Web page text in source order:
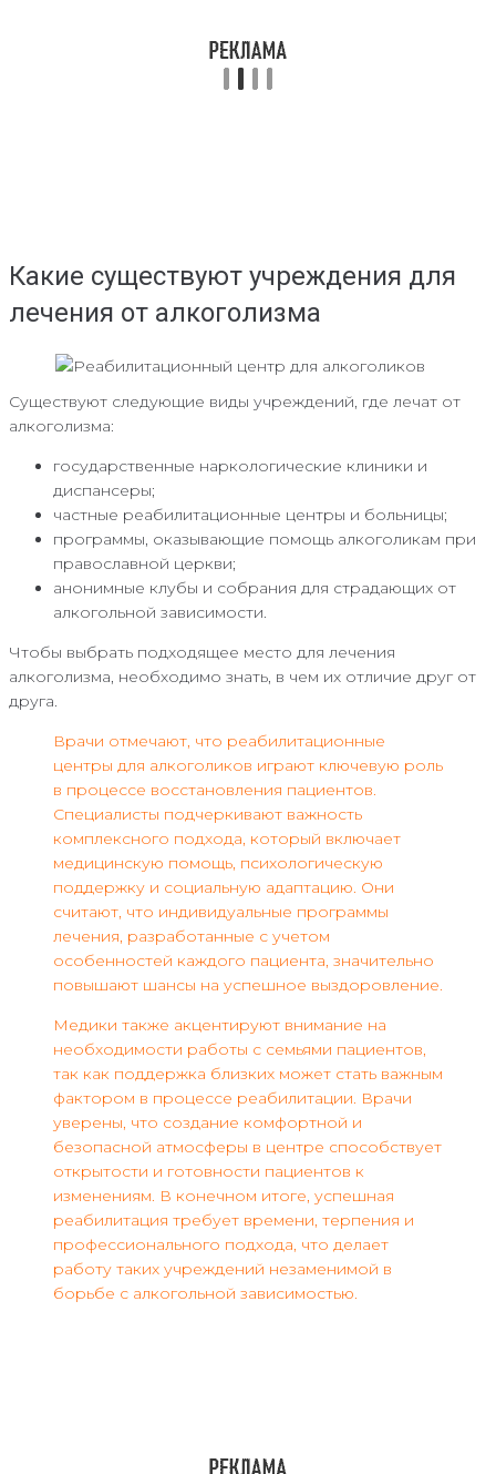
Какие существуют учреждения для
лечения от алкоголизма
Существуют следующие виды учреждений, где лечат от
алкоголизма:
государственные наркологические клиники и
диспансеры;
частные реабилитационные центры и больницы;
программы, оказывающие помощь алкоголикам при
православной церкви;
анонимные клубы и собрания для страдающих от
алкогольной зависимости.
Чтобы выбрать подходящее место для лечения
алкоголизма, необходимо знать, в чем их отличие друг от
друга.
Врачи отмечают, что реабилитационные
центры для алкоголиков играют ключевую роль
в процессе восстановления пациентов.
Специалисты подчеркивают важность
комплексного подхода, который включает
медицинскую помощь, психологическую
поддержку и социальную адаптацию. Они
считают, что индивидуальные программы
лечения, разработанные с учетом
особенностей каждого пациента, значительно
повышают шансы на успешное выздоровление.
Медики также акцентируют внимание на
необходимости работы с семьями пациентов,
так как поддержка близких может стать важным
фактором в процессе реабилитации. Врачи
уверены, что создание комфортной и
безопасной атмосферы в центре способствует
открытости и готовности пациентов к
изменениям. В конечном итоге, успешная
реабилитация требует времени, терпения и
профессионального подхода, что делает
работу таких учреждений незаменимой в
борьбе с алкогольной зависимостью.